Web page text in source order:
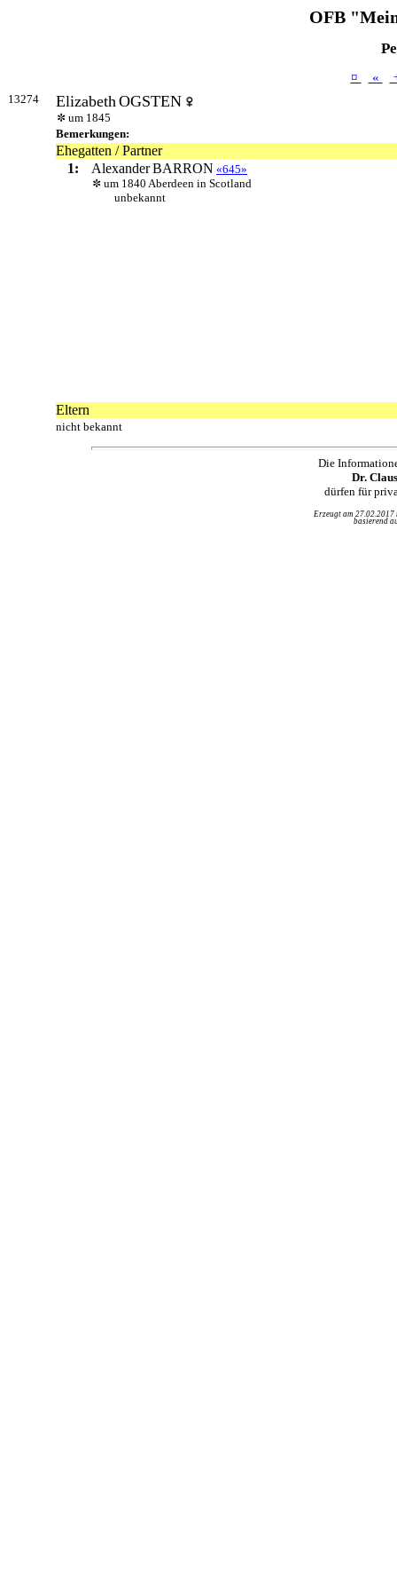
OFB
¤ «
13274 ElizabethOGSTEN
um 1845
Bemerkungen:
Ehegatten / Partner
1:
AlexanderBARRON «645»
um 1840 Aberdeen in Scotland
unbekannt
Eltern
nicht bekannt
Die
Dr.
dürfen für
Erzeugt am
basierend